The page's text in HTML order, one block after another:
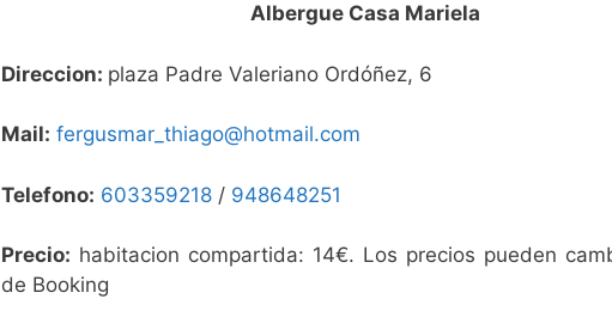
Albergue Casa Mariela
Direccion: plaza Padre Valeriano Ordóñez, 6
Mail: fergusmar_thiago@hotmail.com
Telefono: 603359218 / 948648251
Precio: habitacion compartida: 14€. Los precios pueden
de Booking